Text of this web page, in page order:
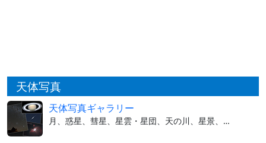
天体写真
天体写真ギャラリー
月、惑星、彗星、星雲・星団、天の川、星景、…